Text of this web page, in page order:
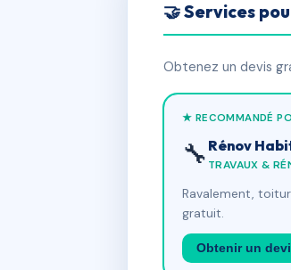
🤝 Services
Obtenez un devis
★ RECOMMANDÉ
🔧 Rénov
TRAVAUX &
Ravalement,
gratuit.
Obtenir un